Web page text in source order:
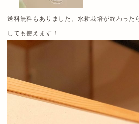
送料無料もありました。水耕栽培が終わった
しても使えます！